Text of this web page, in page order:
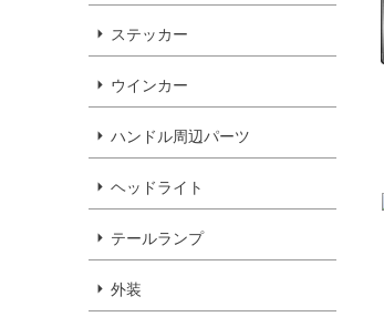
ステッカー
ウインカー
ハンドル周辺パーツ
ヘッドライト
テールランプ
外装